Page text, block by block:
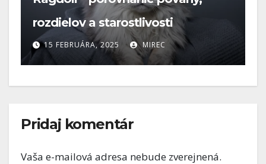
prvého dňa až po dlhý a zdravý
život
14 FEBRUÁRA, 2026 MIREC
Pridaj komentár
Vaša e-mailová adresa nebude zverejnená.